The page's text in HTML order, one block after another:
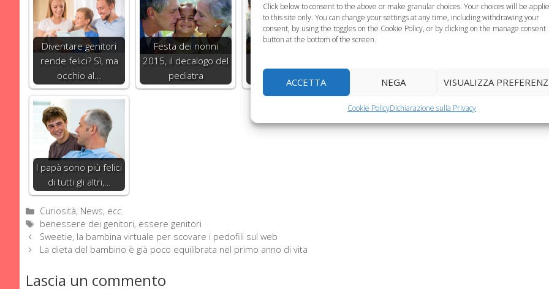
Click below to consent to the above or make granular choices. Your choices will be
to this site only. You can change your settings at any time, including withdrawing your
consent, by using the toggles on the Cookie Policy, or by clicking on the manage consent
button at the bottom of the screen.
ACCETTA NEGA VISUALIZZA
Cookie PolicyDichiarazione sulla Privacy
Diventare genitori
rende felici? Sì, ma
occhio al…
Festa dei nonni
2015, il decalogo del
pediatra
Figli vicini, ecco
una scelta corretta
Obesità infantile, i
I papà sono più felici
di tutti gli altri,…
Categorie
Curiosità, News, ecc.
Tag
benessere dei genitori, essere genitori
Sweetie, la bambina virtuale per scovare i pedofili sul web
La dieta del bambino è già poco equilibrata nel primo anno di vita
Lascia un commento